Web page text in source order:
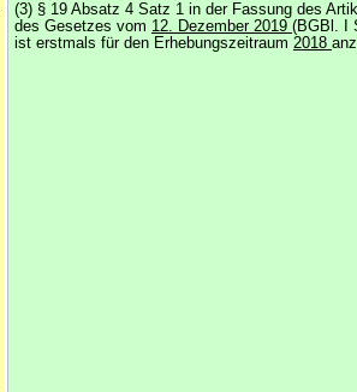
(3) § 19 Absatz 4 Satz 1 in der Fassung des
des Gesetzes vom 12. Dezember 2019 (BGBl. I
ist erstmals für den Erhebungszeitraum 2018